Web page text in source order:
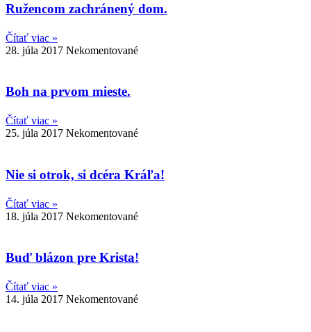
Ružencom zachránený dom.
Čítať viac »
28. júla 2017 Nekomentované
Boh na prvom mieste.
Čítať viac »
25. júla 2017 Nekomentované
Nie si otrok, si dcéra Kráľa!
Čítať viac »
18. júla 2017 Nekomentované
Buď blázon pre Krista!
Čítať viac »
14. júla 2017 Nekomentované